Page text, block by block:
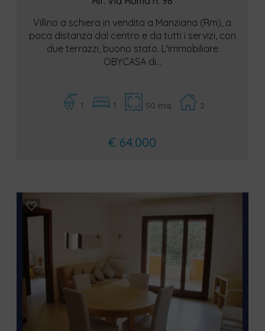
Villino a schiera in vendita a Manziana (Rm), a
poca distanza dal centro e da tutti i servizi, con
due terrazzi, buono stato. L'immobiliare
OBYCASA di...
1 1 50 mq 2
€ 64.000